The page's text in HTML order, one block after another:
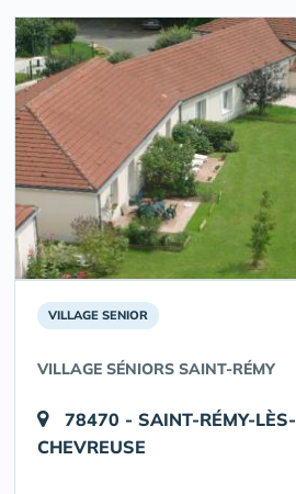
VILLAGE SENIOR
VILLAGE SÉNIORS SAINT-RÉMY
78470 - SAINT-RÉMY-LÈS-
CHEVREUSE